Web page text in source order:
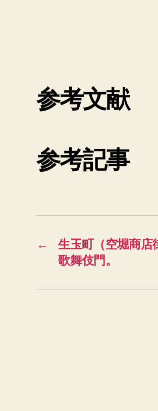
参考文献
参考記事
←
生玉町（空堀商
歌舞伎門。